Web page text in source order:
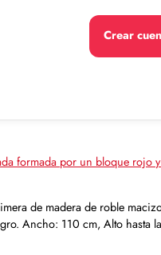
Crear
de madera de roble
Ancho: 110 cm, Alto hasta